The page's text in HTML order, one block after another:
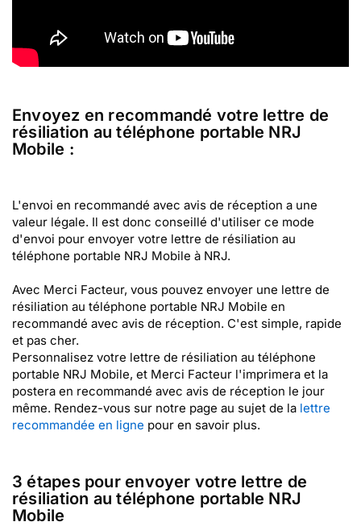
Envoyez en recommandé votre lettre de
résiliation au téléphone portable NRJ
Mobile :
L'envoi en recommandé avec avis de réception a une
valeur légale. Il est donc conseillé d'utiliser ce mode
d'envoi pour envoyer votre lettre de résiliation au
téléphone portable NRJ Mobile à NRJ.
Avec Merci Facteur, vous pouvez envoyer une lettre de
résiliation au téléphone portable NRJ Mobile en
recommandé avec avis de réception. C'est simple, rapide
et pas cher.
Personnalisez votre lettre de résiliation au téléphone
portable NRJ Mobile, et Merci Facteur l'imprimera et la
postera en recommandé avec avis de réception le jour
même. Rendez-vous sur notre page au sujet de la lettre
recommandée en ligne pour en savoir plus.
3 étapes pour envoyer votre lettre de
résiliation au téléphone portable NRJ
Mobile